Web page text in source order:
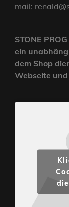
mail:
STONE
ein
dem Shop
Webseite